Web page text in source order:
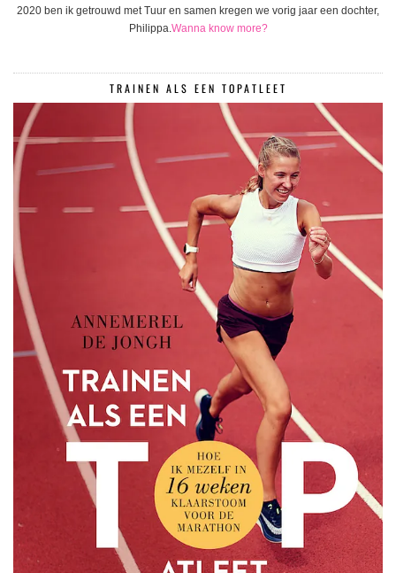
2020 ben ik getrouwd met Tuur en samen kregen we vorig jaar een dochter,
Philippa. Wanna know more?
TRAINEN ALS EEN TOPATLEET